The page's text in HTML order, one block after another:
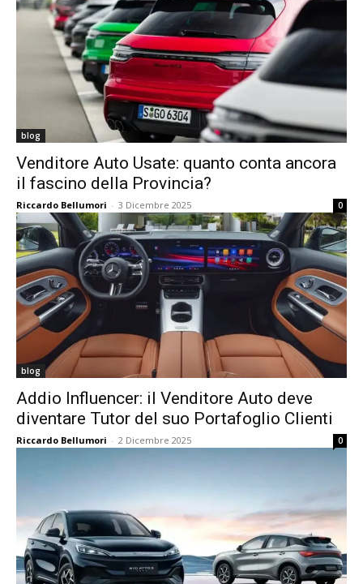
blog
Venditore Auto Usate: quanto conta ancora
il fascino della Provincia?
Riccardo Bellumori - 3 Dicembre 2025 0
blog
Addio Influencer: il Venditore Auto deve
diventare Tutor del suo Portafoglio Clienti
Riccardo Bellumori - 2 Dicembre 2025 0